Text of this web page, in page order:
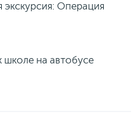
экскурсия: Операция
школе на автобусе